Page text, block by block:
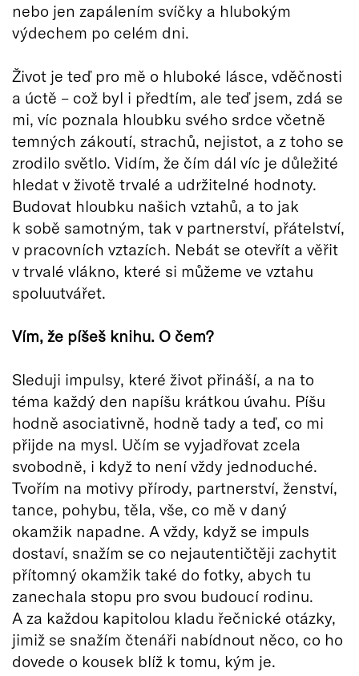
nebo jen zapálením svíčky a hlubokým
výdechem po celém dni.
Život je teď pro mě o hluboké lásce, vděčnosti
a úctě – což byl i předtím, ale teď jsem, zdá se
mi, víc poznala hloubku svého srdce včetně
temných zákoutí, strachů, nejistot, a z toho se
zrodilo světlo. Vidím, že čím dál víc je důležité
hledat v životě trvalé a udržitelné hodnoty.
Budovat hloubku našich vztahů, a to jak
k sobě samotným, tak v partnerství, přátelství,
v pracovních vztazích. Nebát se otevřít a věřit
v trvalé vlákno, které si můžeme ve vztahu
spoluutvářet.
Vím, že píšeš knihu. O čem?
Sleduji impulsy, které život přináší, a na to
téma každý den napíšu krátkou úvahu. Píšu
hodně asociativně, hodně tady a teď, co mi
přijde na mysl. Učím se vyjadřovat zcela
svobodně, i když to není vždy jednoduché.
Tvořím na motivy přírody, partnerství, ženství,
tance, pohybu, těla, vše, co mě v daný
okamžik napadne. A vždy, když se impuls
dostaví, snažím se co nejautentičtěji zachytit
přítomný okamžik také do fotky, abych tu
zanechala stopu pro svou budoucí rodinu.
A za každou kapitolou kladu řečnické otázky,
jimiž se snažím čtenáři nabídnout něco, co ho
dovede o kousek blíž k tomu, kým je.